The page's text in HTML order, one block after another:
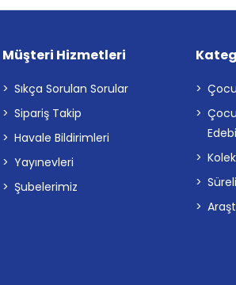
Müşteri Hizmetleri
Sıkça Sorulan Sorular
Sipariş Takip
Havale Bildirimleri
Yayınevleri
Şubelerimiz